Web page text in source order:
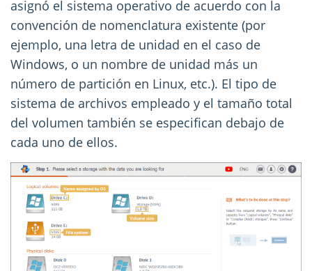
asignó el sistema operativo de acuerdo con la
convención de nomenclatura existente (por
ejemplo, una letra de unidad en el caso de
Windows, o un nombre de unidad más un
número de partición en Linux, etc.). El tipo de
sistema de archivos empleado y el tamaño total
del volumen también se especifican debajo de
cada uno de ellos.